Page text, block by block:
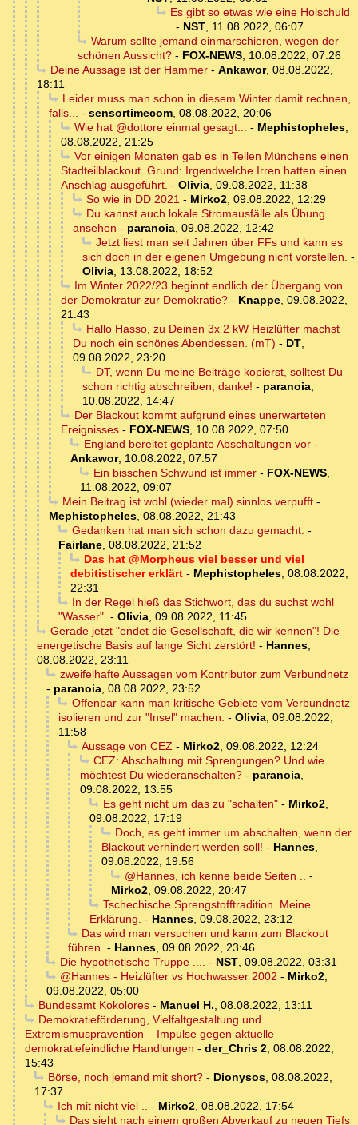
Es gibt so etwas wie eine Holschuld
..... - NST, 11.08.2022, 06:07
Warum sollte jemand einmarschieren, wegen der
schönen Aussicht? - FOX-NEWS, 10.08.2022, 07:26
Deine Aussage ist der Hammer- Ankawor, 08.08.2022,
18:11
Leider muss man schon in diesem Winter damit rechnen,
falls... - sensortimecom, 08.08.2022, 20:06
Wie hat @dottore einmal gesagt... - Mephistopheles,
08.08.2022, 21:25
Vor einigen Monaten gab es in Teilen Münchens einen
Stadteilblackout. Grund: Irgendwelche Irren hatten einen
Anschlag ausgeführt. - Olivia, 09.08.2022, 11:38
So wie in DD 2021- Mirko2, 09.08.2022, 12:29
Du kannst auch lokale Stromausfälle als Übung
ansehen - paranoia, 09.08.2022, 12:42
Jetzt liest man seit Jahren über FFs und kann es
sich doch in der eigenen Umgebung nicht vorstellen. -
Olivia, 13.08.2022, 18:52
Im Winter 2022/23 beginnt endlich der Übergang von
der Demokratur zur Demokratie? - Knappe, 09.08.2022,
21:43
Hallo Hasso, zu Deinen 3x 2 kW Heizlüfter machst
Du noch ein schönes Abendessen. (mT) - DT,
09.08.2022, 23:20
DT, wenn Du meine Beiträge kopierst, solltest Du
schon richtig abschreiben, danke! - paranoia,
10.08.2022, 14:47
Der Blackout kommt aufgrund eines unerwarteten
Ereignisses - FOX-NEWS, 10.08.2022, 07:50
England bereitet geplante Abschaltungen vor-
Ankawor, 10.08.2022, 07:57
Ein bisschen Schwund ist immer- FOX-NEWS,
11.08.2022, 09:07
Mein Beitrag ist wohl (wieder mal) sinnlos verpufft-
Mephistopheles, 08.08.2022, 21:43
Gedanken hat man sich schon dazu gemacht. -
Fairlane, 08.08.2022, 21:52
Das hat @Morpheus viel besser und viel
debitistischer erklärt - Mephistopheles, 08.08.2022,
22:31
In der Regel hieß das Stichwort, das du suchst wohl
"Wasser". - Olivia, 09.08.2022, 11:45
Gerade jetzt "endet die Gesellschaft, die wir kennen"! Die
energetische Basis auf lange Sicht zerstört! - Hannes,
08.08.2022, 23:11
zweifelhafte Aussagen vom Kontributor zum Verbundnetz
- paranoia, 08.08.2022, 23:52
Offenbar kann man kritische Gebiete vom Verbundnetz
isolieren und zur "Insel" machen. - Olivia, 09.08.2022,
11:58
Aussage von CEZ- Mirko2, 09.08.2022, 12:24
CEZ: Abschaltung mit Sprengungen? Und wie
möchtest Du wiederanschalten? - paranoia,
09.08.2022, 13:55
Es geht nicht um das zu "schalten"- Mirko2,
09.08.2022, 17:19
Doch, es geht immer um abschalten, wenn der
Blackout verhindert werden soll! - Hannes,
09.08.2022, 19:56
@Hannes, ich kenne beide Seiten .. -
Mirko2, 09.08.2022, 20:47
Tschechische Sprengstofftradition. Meine
Erklärung. - Hannes, 09.08.2022, 23:12
Das wird man versuchen und kann zum Blackout
führen. - Hannes, 09.08.2022, 23:46
Die hypothetische Truppe .... - NST, 09.08.2022, 03:31
@Hannes - Heizlüfter vs Hochwasser 2002 - Mirko2,
09.08.2022, 05:00
Bundesamt Kokolores- Manuel H., 08.08.2022, 13:11
Demokratieförderung, Vielfaltgestaltung und
Extremismusprävention – Impulse gegen aktuelle
demokratiefeindliche Handlungen - der_Chris 2, 08.08.2022,
15:43
Börse, noch jemand mit short?- Dionysos, 08.08.2022,
17:37
Ich mit nicht viel .. - Mirko2, 08.08.2022, 17:54
Das sieht nach einem großen Abverkauf zu neuen Tiefs